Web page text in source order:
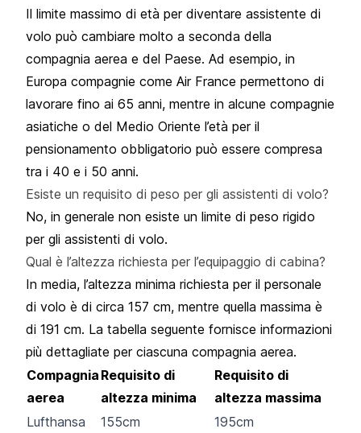
Il limite massimo di età per diventare assistente di
volo può cambiare molto a seconda della
compagnia aerea e del Paese. Ad esempio, in
Europa compagnie come Air France permettono di
lavorare fino ai 65 anni, mentre in alcune compagnie
asiatiche o del Medio Oriente l’età per il
pensionamento obbligatorio può essere compresa
tra i 40 e i 50 anni.
Esiste un requisito di peso per gli assistenti di volo?
No, in generale non esiste un limite di peso rigido
per gli assistenti di volo.
Qual è l’altezza richiesta per l’equipaggio di cabina?
In media, l’altezza minima richiesta per il personale
di volo è di circa 157 cm, mentre quella massima è
di 191 cm. La tabella seguente fornisce informazioni
più dettagliate per ciascuna compagnia aerea.
Compagnia
aerea
Requisito di
altezza minima
Requisito di
altezza massima
Lufthansa
155cm
195cm